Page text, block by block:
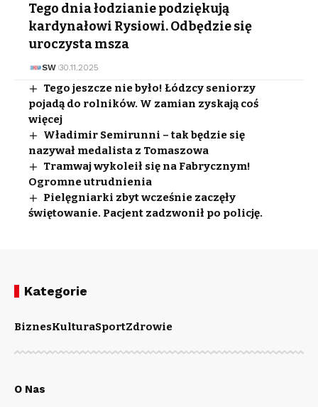
Tego dnia łodzianie podziękują
kardynałowi Rysiowi. Odbędzie się
uroczysta msza
SW 30.11.2025
Tego jeszcze nie było! Łódzcy seniorzy
pojadą do rolników. W zamian zyskają coś
więcej
Władimir Semirunni – tak będzie się
nazywał medalista z Tomaszowa
Tramwaj wykoleił się na Fabrycznym!
Ogromne utrudnienia
Pielęgniarki zbyt wcześnie zaczęły
świętowanie. Pacjent zadzwonił po policję.
Kategorie
BiznesKulturaSportZdrowie
O Nas